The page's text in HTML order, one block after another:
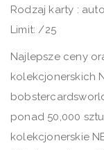
Rodzaj karty : auto
Limit: /25
Najlepsze ceny
kolekcjonerskich
ponad 50,000
kolekcjonerskie